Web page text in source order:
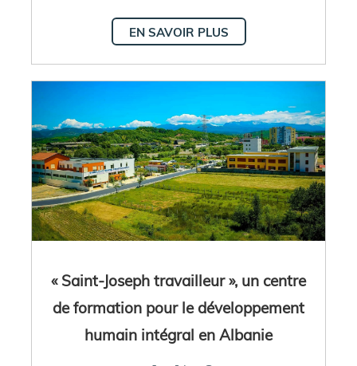
EN SAVOIR PLUS
« Saint-Joseph travailleur », un centre
de formation pour le développement
humain intégral en Albanie